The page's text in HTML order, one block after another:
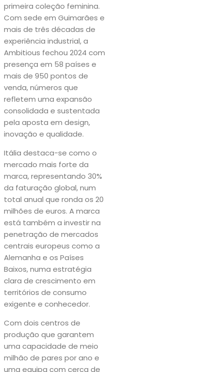
primeira coleção feminina.
Com sede em Guimarães e
mais de três décadas de
experiência industrial, a
Ambitious fechou 2024 com
presença em 58 países e
mais de 950 pontos de
venda, números que
refletem uma expansão
consolidada e sustentada
pela aposta em design,
inovação e qualidade.
Itália destaca-se como o
mercado mais forte da
marca, representando 30%
da faturação global, num
total anual que ronda os 20
milhões de euros. A marca
está também a investir na
penetração de mercados
centrais europeus como a
Alemanha e os Países
Baixos, numa estratégia
clara de crescimento em
territórios de consumo
exigente e conhecedor.
Com dois centros de
produção que garantem
uma capacidade de meio
milhão de pares por ano e
uma equipa com cerca de